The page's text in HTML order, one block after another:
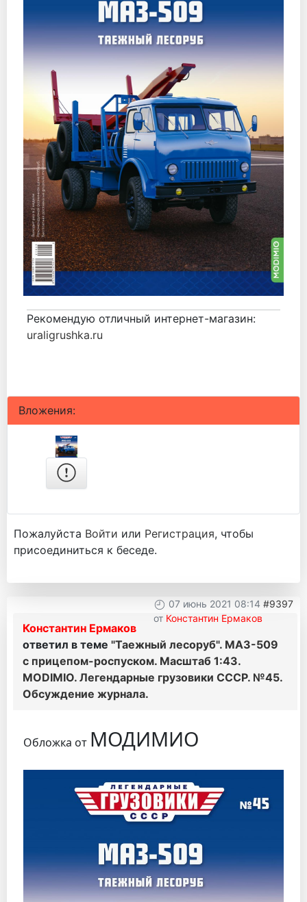
Рекомендую отличный интернет-магазин:
uraligrushka.ru
Вложения:
Пожалуйста Войти или Регистрация, чтобы
присоединиться к беседе.
07 июнь 2021 08:14 #9397
от Константин Ермаков
Константин Ермаков
ответил в теме "Таежный лесоруб". МАЗ-509
с прицепом-роспуском. Масштаб 1:43.
MODIMIO. Легендарные грузовики СССР. №45.
Обсуждение журнала.
Обложка от МОДИМИО